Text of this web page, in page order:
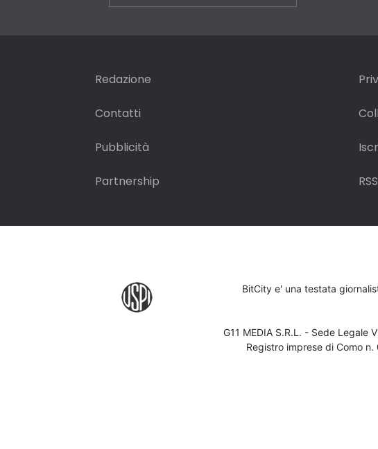
Redazione
Contatti
Pubblicità
Partnership
BitCity e' una testata
G11 MEDIA S.R.L. - Sede Legale
Registro imprese di Como n.